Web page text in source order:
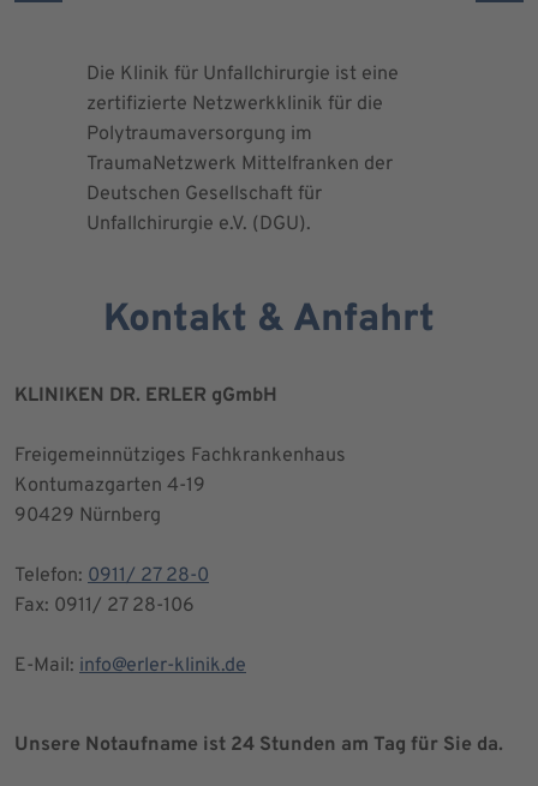
Die Klinik für Unfallchirurgie ist eine
zertifizierte Netzwerkklinik für die
Polytraumaversorgung im
TraumaNetzwerk Mittelfranken der
Deutschen Gesellschaft für
Unfallchirurgie e.V. (DGU).
Kontakt & Anfahrt
KLINIKEN DR. ERLER gGmbH
Freigemeinnütziges Fachkrankenhaus
Kontumazgarten 4-19
90429 Nürnberg
Telefon: 0911/ 27 28-0
Fax: 0911/ 27 28-106
E-Mail: info@erler-klinik.de
Unsere Notaufname ist 24 Stunden am Tag für Sie da.